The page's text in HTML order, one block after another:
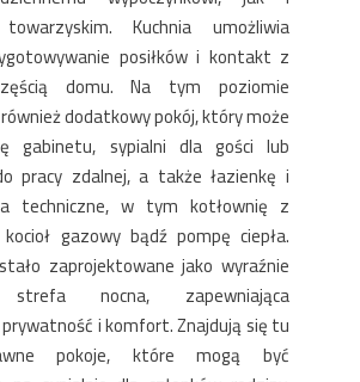
Kuchnia umożliwia
posiłków i kontakt z
domu. Na tym poziomie
dodatkowy pokój, który może
gabinetu, sypialni dla gości lub
pracy zdalnej, a także łazienkę i
techniczne, w tym kotłownię z
gazowy bądź pompę ciepła.
zaprojektowane jako wyraźnie
strefa nocna, zapewniająca
i komfort. Znajdują się tu
pokoje, które mogą być